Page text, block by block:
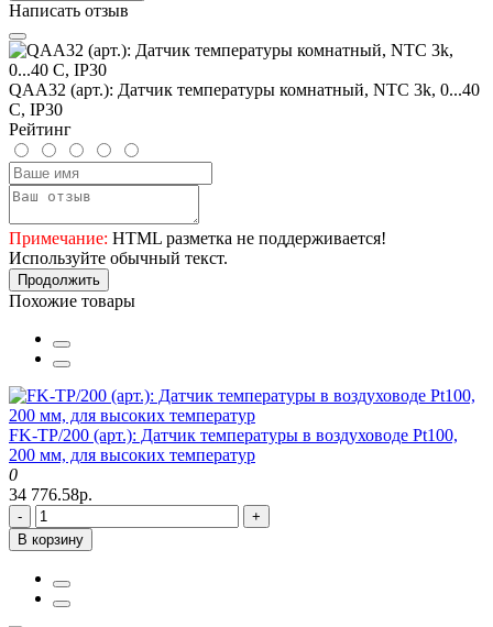
Написать отзыв
QAA32 (арт.): Датчик температуры комнатный, NTC 3k, 0...40
C, IP30
Рейтинг
Примечание: HTML разметка не поддерживается!
Используйте обычный текст.
Продолжить
Похожие товары
FK-TP/200 (арт.): Датчик температуры в воздуховоде Pt100,
200 мм, для высоких температур
0
34 776.58р.
-
+
В корзину